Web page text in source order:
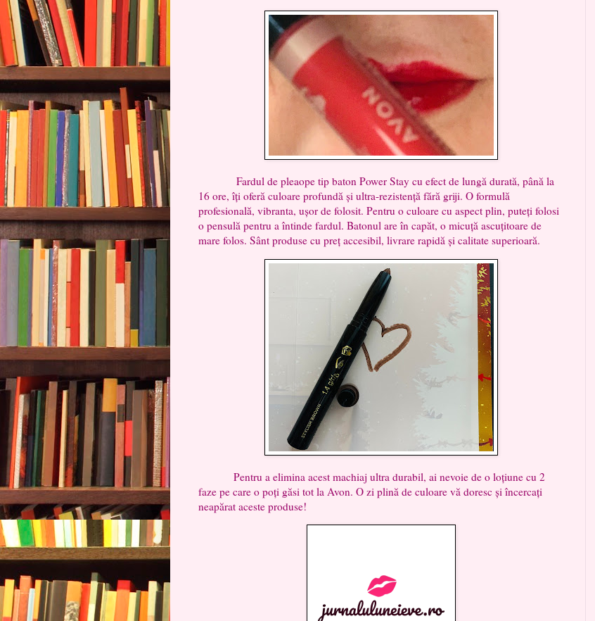
Fardul de pleaope tip baton Power Stay cu efect de lungă durată, până la
16 ore, îți oferă culoare profundă și ultra-rezistență fără griji. O formulă
profesională, vibranta, ușor de folosit. Pentru o culoare cu aspect plin, puteți folosi
o pensulă pentru a întinde fardul. Batonul are în capăt, o micuță ascuțitoare de
mare folos. Sânt produse cu preț accesibil, livrare rapidă și calitate superioară.
Pentru a elimina acest machiaj ultra durabil, ai nevoie de o loțiune cu 2
faze pe care o poți găsi tot la Avon. O zi plină de culoare vă doresc și încercați
neapărat aceste produse!